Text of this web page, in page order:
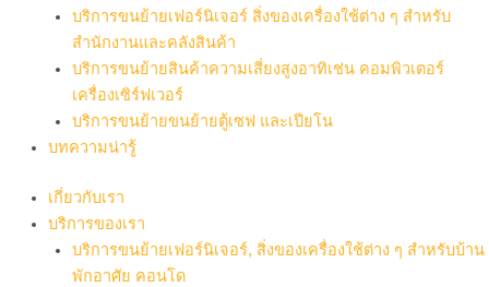
บริการขนย้ายเฟอร์นิเจอร์ สิ่งของเครื่องใช้ต่าง ๆ สำหรับ
สำนักงานและคลังสินค้า
บริการขนย้ายสินค้าความเสี่ยงสูงอาทิเช่น คอมพิวเตอร์
เครื่องเซิร์ฟเวอร์
บริการขนย้ายขนย้ายตู้เซฟ และเปียโน
บทความน่ารู้
เกี่ยวกับเรา
บริการของเรา
บริการขนย้ายเฟอร์นิเจอร์, สิ่งของเครื่องใช้ต่าง ๆ สำหรับบ้าน
พักอาศัย คอนโด